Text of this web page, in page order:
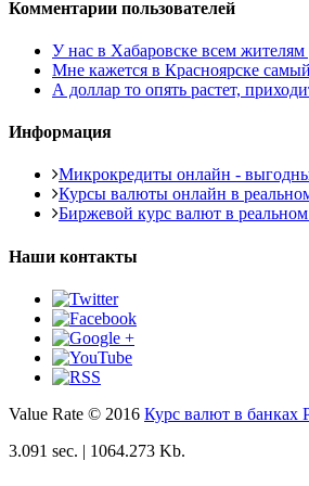
Комментарии пользователей
У нас в Хабаровске всем
Мне кажется в Красноярске
А доллар то опять растет,
Информация
Микрокредиты онлайн -
Курсы валюты онлайн в
Биржевой курс валют в
Наши контакты
Value Rate © 2016 Курс валют в банках
3.091 sec. | 1064.273 Kb.